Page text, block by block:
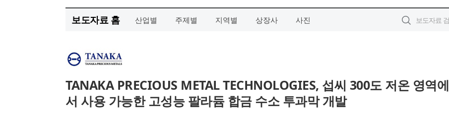
보도자료 홈 산업별 주제별 지역별 상장사 사진
TANAKA PRECIOUS METAL TECHNOLOGIES, 섭씨 300도 저온 영역에
서 사용 가능한 고성능 팔라듐 합금 수소 투과막 개발